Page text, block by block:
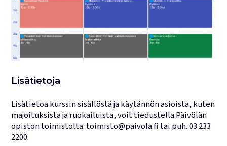
Lisätietoja
Lisätietoa kurssin sisällöstä ja käytännön asioista, kuten
majoituksista ja ruokailuista, voit tiedustella Päivölän
opiston toimistolta: toimisto@paivola.fi tai puh.03 233
2200.